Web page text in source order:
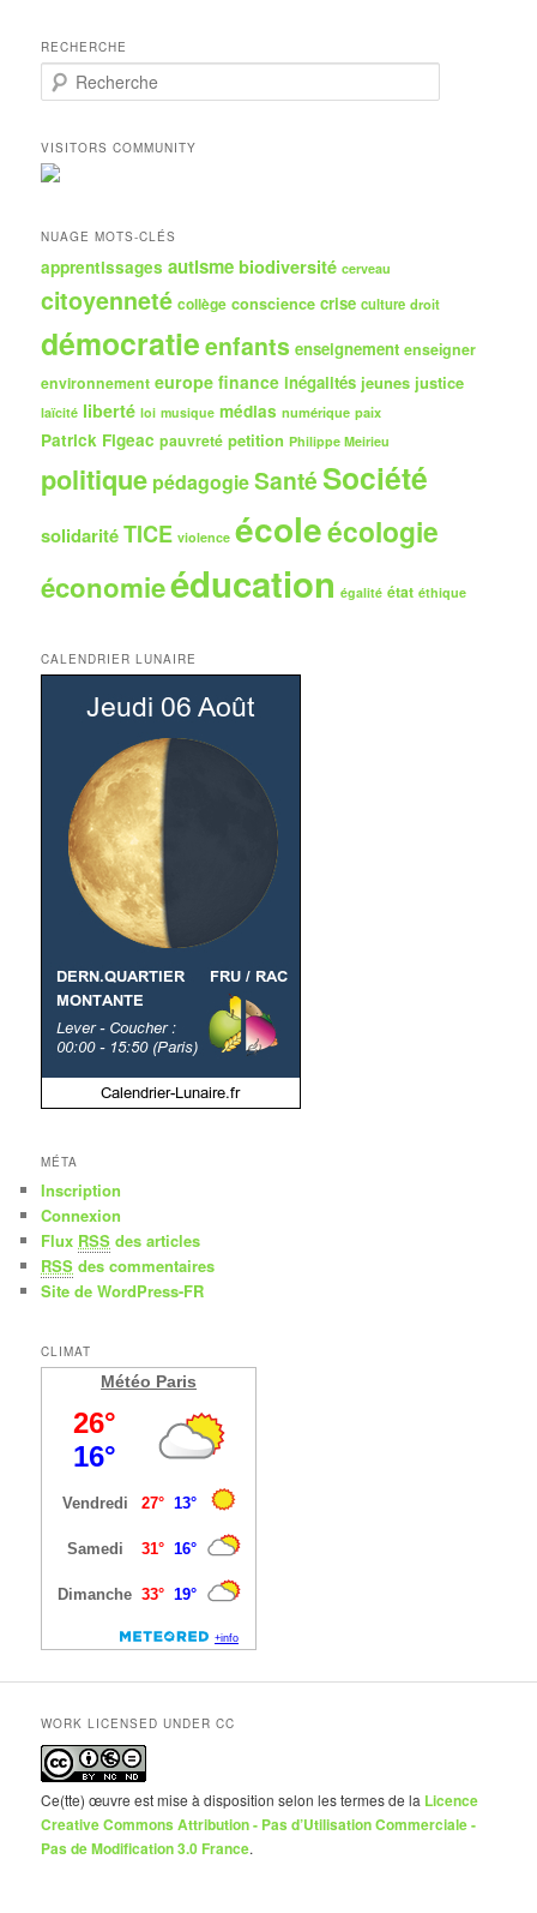
RECHERCHE
e
h
e
r
h
VISITORS COMMUNITY
NUAGE MOTS-CLÉS
apprentissages autisme biodiversité cerveau
citoyenneté collège conscience crise culture droit
démocratieenfants enseignement enseigner
environnement europe finance inégalités jeunes justice
laïcité liberté loi musique médias numérique paix
Patrick Figeac pauvreté petition Philippe Meirieu
politique pédagogieSantéSociété
solidaritéTICE violence écoleécologie
économieéducation égalité état éthique
CALENDRIER LUNAIRE
MÉTA
Inscription
Connexion
Flux RSS des articles
RSS des commentaires
Site de WordPress-FR
CLIMAT
Météo Paris
WORK LICENSED UNDER CC
Ce(tte) œuvre est mise à disposition selon les termes de la Licence
Creative Commons Attribution - Pas d’Utilisation Commerciale -
Pas de Modification 3.0 France.